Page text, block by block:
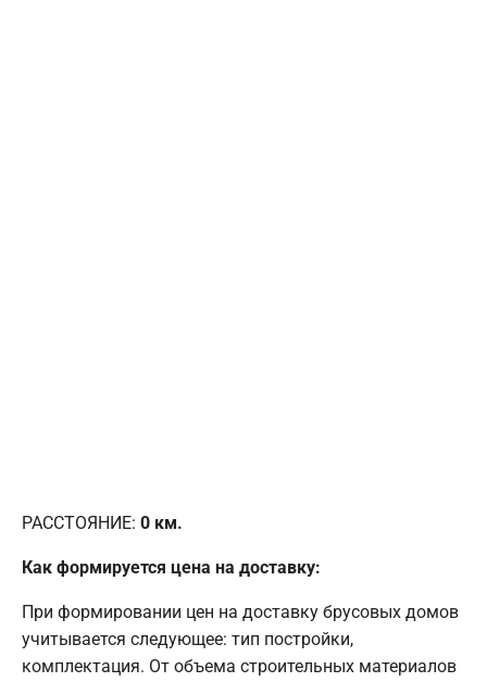
РАССТОЯНИЕ: 0 км.
Как формируется цена на доставку:
При формировании цен на доставку брусовых домов
учитывается следующее: тип постройки,
комплектация. От объема строительных материалов